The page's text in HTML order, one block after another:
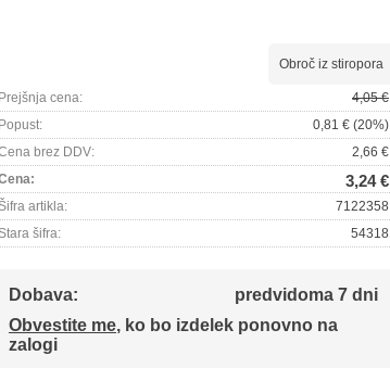
Obroč iz stiropora
Prejšnja cena:
4,05 €
Popust:
0,81 € (20%)
brez DDV:
2,66 €
3,24 €
artikla:
7122358
šifra:
54318
Dobava:
predvidoma 7 dni
Obvestite me, ko bo izdelek ponovno na
zalogi